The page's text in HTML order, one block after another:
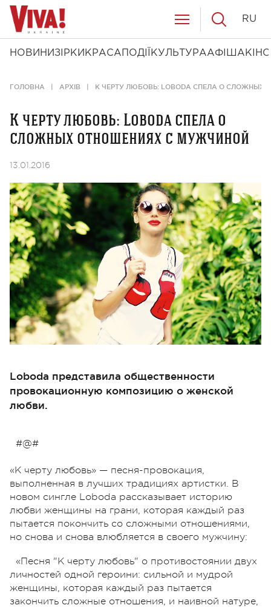
НОВИНИ ЗІРКИ КРАСА ПОДІЇ КУЛЬТУРААФІША КІНО
RU
ГОЛОВНА АРХІВ К ЧЕРТУ ЛЮБОВЬ: LOBODA СПЕЛА О
К черту любовь: Loboda спела о
сложных отношениях с мужчиной
13.01.2016
Loboda представила общественности
провокационную композицию о женской
любви.
#@#
«К черту любовь» — песня-провокация,
выполненная в лучших традициях артистки. В
новом сингле Loboda рассказывает историю
любви женщины на грани, которая каждый раз
пытается покончить со сложными отношениями,
но снова и снова влюбляется в своего мужчину:
«Песня "К черту любовь" о противостоянии двух
личностей одной героини: сильной и мудрой
женщины, которая каждый раз пытается
закончить сложные отношения, и наивной натуре,